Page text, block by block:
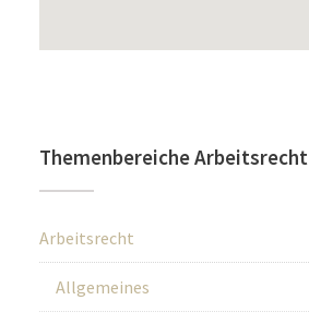
Themenbereiche Arbeitsrecht
Arbeitsrecht
Allgemeines